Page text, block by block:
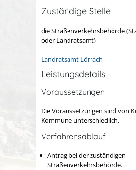
Zuständige Stelle
die Straßenverkehrsbehörde
oder Landratsamt)
Landratsamt Lörrach
Leistungsdetails
Voraussetzungen
Die Voraussetzungen sind von
Kommune unterschiedlich.
Verfahrensablauf
Antrag bei der zuständigen
Straßenverkehrsbehörde.